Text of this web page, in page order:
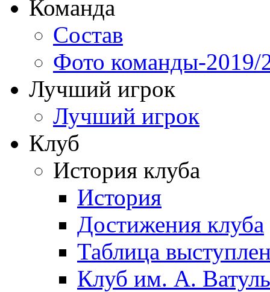
Команда
Состав
Фото команды-2019/
Лучший игрок
Лучший игрок
Клуб
История клуба
История
Достижения клуба
Таблица
Клуб им. А.